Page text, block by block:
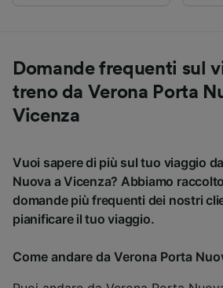
Domande frequenti sul
treno da Verona Porta
Vicenza
Vuoi sapere di più sul tuo viaggio
Nuova a Vicenza? Abbiamo
domande più frequenti dei nostri
pianificare il tuo viaggio.
Come andare da Verona Porta